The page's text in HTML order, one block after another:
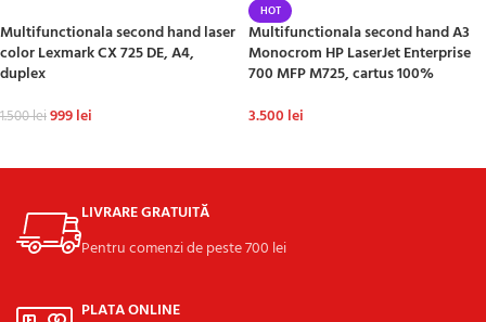
Multifunctionala second hand laser
color Lexmark CX 725 DE, A4,
duplex
1.500lei999lei
HOT
Multifunctionala second hand A3
Monocrom HP LaserJet Enterprise
700 MFP M725, cartus 100%
3.500 lei
LIVRARE GRATUITĂ
Pentru comenzi de peste 700 lei
PLATA ONLINE